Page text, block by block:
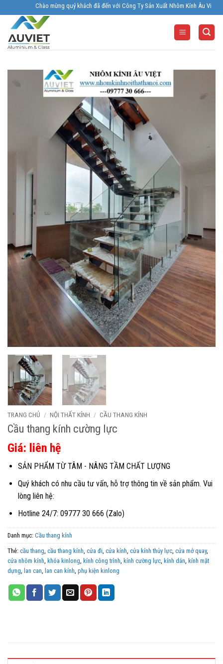
to
content
Chào mừng quý khách đã đến với Công Ty Sản Xuất Nhôm Kính Âu Viêt. Nhà
TRANG CHỦ / NỘI THẤT KÍNH / CẦU THANG KÍNH
Cầu thang kính cường lực
Giá: liên hệ
SẢN PHẨM TỪ TÂM - NÂNG TẦM CHẤT LƯỢNG
Quý khách có nhu cầu tư vấn, hỗ trợ thông tin về sản phẩm. Vui
lòng liên hệ:
Hotline 24/7: 09777 30 666 (Zalo)
Danh mục: Cầu thang kính
Thẻ: cầu thang cầu thang kính cửa đi cửa kính cửa kính thủy lực cửa mở quay,
cửa nhôm kính khóa kinlong kính công trình kính cường lực kính dán kính mặt
dựng lan can lan can kính phụ kiện kinlong